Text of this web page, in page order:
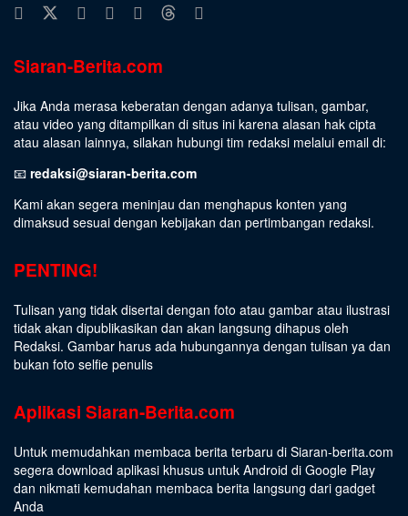
Siaran-Berita.com
Jika Anda merasa keberatan dengan adanya tulisan, gambar,
atau video yang ditampilkan di situs ini karena alasan hak cipta
atau alasan lainnya, silakan hubungi tim redaksi melalui email di:
📧 redaksi@siaran-berita.com
Kami akan segera meninjau dan menghapus konten yang
dimaksud sesuai dengan kebijakan dan pertimbangan redaksi.
PENTING!
Tulisan yang tidak disertai dengan foto atau gambar atau ilustrasi
tidak akan dipublikasikan dan akan langsung dihapus oleh
Redaksi. Gambar harus ada hubungannya dengan tulisan ya dan
bukan foto selfie penulis
Aplikasi Siaran-Berita.com
Untuk memudahkan membaca berita terbaru di Siaran-berita.com
segera download aplikasi khusus untuk Android di Google Play
dan nikmati kemudahan membaca berita langsung dari gadget
Anda